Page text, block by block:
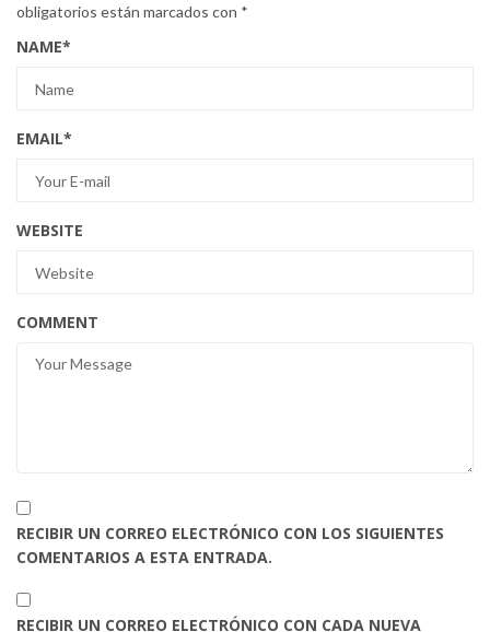
obligatorios están marcados con *
NAME*
EMAIL*
WEBSITE
COMMENT
RECIBIR UN CORREO ELECTRÓNICO CON LOS SIGUIENTES
COMENTARIOS A ESTA ENTRADA.
RECIBIR UN CORREO ELECTRÓNICO CON CADA NUEVA